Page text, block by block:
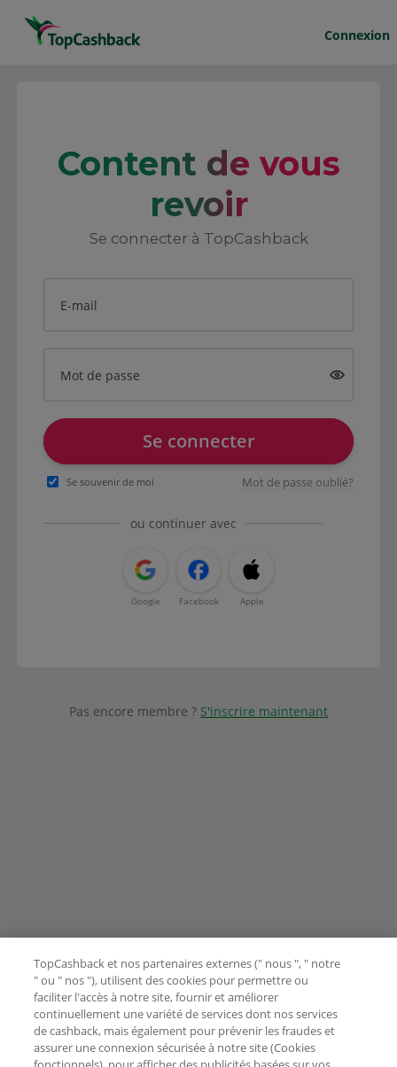
Connexion
Content de vous
revoir
Se connecter à TopCashback
E-mail
Mot de passe
Se connecter
Se souvenir de moi Mot de passe oublié?
ou continuer avec
Google Facebook Apple
Pas encore membre ? S'inscrire maintenant
TopCashback et nos partenaires externes (" nous ", " notre
" ou " nos "), utilisent des cookies pour permettre ou
faciliter l'accès à notre site, fournir et améliorer
continuellement une variété de services dont nos services
de cashback, mais également pour prévenir les fraudes et
assurer une connexion sécurisée à notre site (Cookies